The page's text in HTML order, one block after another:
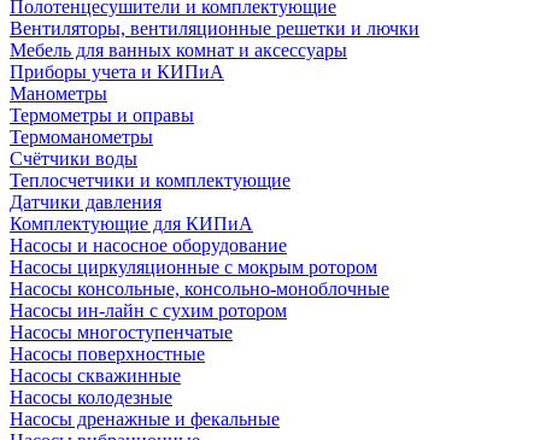
Полотенцесушители и комплектующие
Вентиляторы, вентиляционные решетки и лючки
Мебель для ванных комнат и аксессуары
Приборы учета и КИПиА
Манометры
Термометры и оправы
Термоманометры
Счётчики воды
Теплосчетчики и комплектующие
Датчики давления
Комплектующие для КИПиА
Насосы и насосное оборудование
Насосы циркуляционные с мокрым ротором
Насосы консольные, консольно-моноблочные
Насосы ин-лайн с сухим ротором
Насосы многоступенчатые
Насосы поверхностные
Насосы скважинные
Насосы колодезные
Насосы дренажные и фекальные